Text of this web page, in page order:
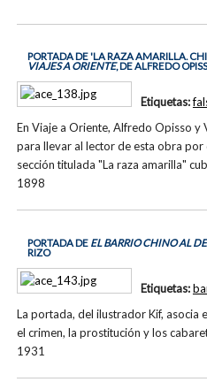
PORTADA DE 'LA RAZA AMARILLA.
VIAJES A ORIENTE, DE ALFREDO
En Viaje a Oriente, Alfredo Opisso y
para llevar al lector de esta obra
sección titulada "La raza amarilla"
1898
Etiquetas:
PORTADA DE EL BARRIO CHINO AL
RIZO
La portada, del ilustrador Kif, asocia
el crimen, la prostitución y los
1931
Etiquetas: